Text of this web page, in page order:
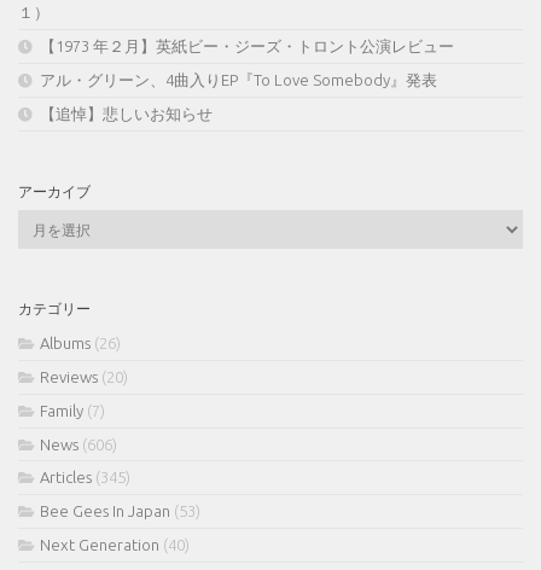
１）
【1973 年２月】英紙ビー・ジーズ・トロント公演レビュー
アル・グリーン、4曲入りEP『To Love Somebody』発表
【追悼】悲しいお知らせ
アーカイブ
ブ
カテゴリー
Albums (26)
Reviews (20)
Family (7)
News (606)
Articles (345)
Bee Gees In Japan (53)
Next Generation (40)